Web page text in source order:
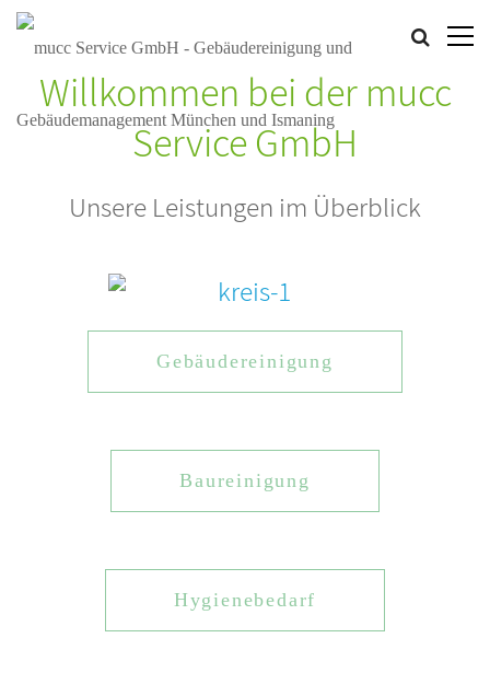
Willkommen bei der mucc
Service GmbH
Unsere Leistungen im Überblick
Gebäudereinigung
Baureinigung
Hygienebedarf